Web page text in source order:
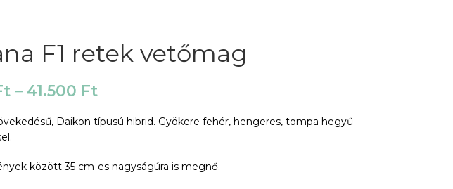
F1 retek vetőmag
– 41.500 Ft
Daikon típusú hibrid. Gyökere fehér, hengeres, tompa hegyű
között 35 cm-es nagyságúra is megnő.